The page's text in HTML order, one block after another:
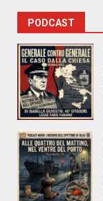
PODCAST